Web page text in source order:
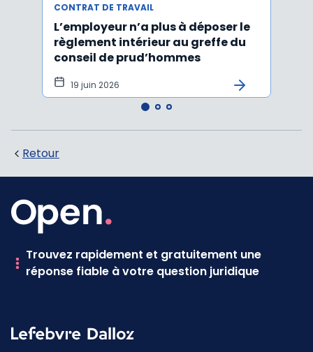
CONTRAT DE TRAVAIL
L’employeur n’a plus à déposer le
règlement intérieur au greffe du
conseil de prud’hommes
19 juin 2026
Retour
Trouvez rapidement et gratuitement une
réponse fiable à votre question juridique